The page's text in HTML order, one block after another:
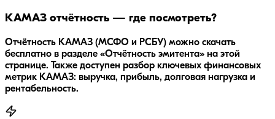
КАМАЗ отчётность — где посмотреть?
Отчётность КАМАЗ (МСФО и РСБУ) можно скачать
бесплатно в разделе «Отчётность эмитента» на этой
странице. Также доступен разбор ключевых финансовых
метрик КАМАЗ: выручка, прибыль, долговая нагрузка и
рентабельность.